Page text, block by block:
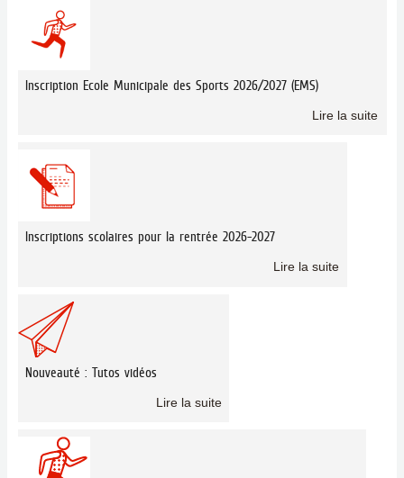
Inscription Ecole Municipale des Sports 2026/2027 (EMS)
Lire la suite
Inscriptions scolaires pour la rentrée 2026-2027
Lire la suite
Nouveauté : Tutos vidéos
Lire la suite